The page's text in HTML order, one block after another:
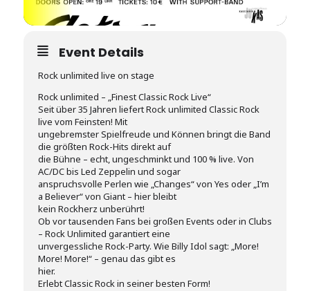
Event Details
Rock unlimited live on stage
Rock unlimited – „Finest Classic Rock Live“
Seit über 35 Jahren liefert Rock unlimited Classic Rock
live vom Feinsten! Mit
ungebremster Spielfreude und Können bringt die Band
die größten Rock-Hits direkt auf
die Bühne – echt, ungeschminkt und 100 % live. Von
AC/DC bis Led Zeppelin und sogar
anspruchsvolle Perlen wie „Changes“ von Yes oder „I’m
a Believer“ von Giant – hier bleibt
kein Rockherz unberührt!
Ob vor tausenden Fans bei großen Events oder in Clubs
– Rock Unlimited garantiert eine
unvergessliche Rock-Party. Wie Billy Idol sagt: „More!
More! More!“ – genau das gibt es
hier.
Erlebt Classic Rock in seiner besten Form!